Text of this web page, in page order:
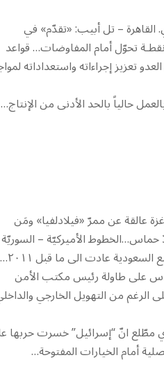
– تل أبيب: «تقدّم» في
تحوّل أمام المفاوضات… قواعد
تعزيز إجراءاته واستعداداته
بالعمل حالياً بالحد الأدنى من الإنتاج…
عالقة عن ممرّ «فيلادلفيا» ومَن
الأميركيّة – السوريّة
فتحت بشأن الإفراج عن تايسن ووفد قطري في دمشق… وطلبات أوروبيّة بالجملة لزيارتها والعلاقات مع السعودية عادت الى ما قبل ٢٠١١…
على طاولة رئيس مكتب الأمن
من التهويل الخارجي
مطّلع انّ “إسرائيل” خسرت حربها
أمام الخيارات المفتوحة…